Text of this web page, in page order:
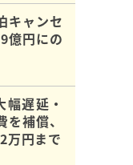
キャンセ
億円にの
幅遅延・
補償、
万円まで